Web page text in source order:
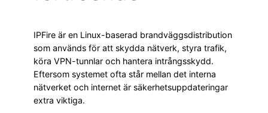
IPFire är en Linux-baserad brandväggsdistribution
som används för att skydda nätverk, styra trafik,
köra VPN-tunnlar och hantera intrångsskydd.
Eftersom systemet ofta står mellan det interna
nätverket och internet är säkerhetsuppdateringar
extra viktiga.